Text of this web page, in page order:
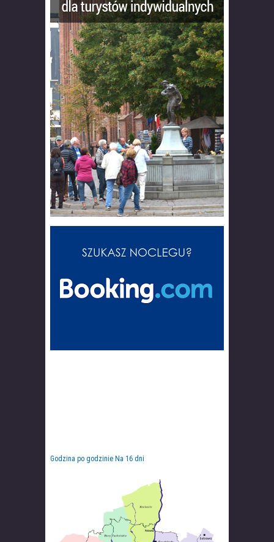
Godzina po godzinie Na 16 dni